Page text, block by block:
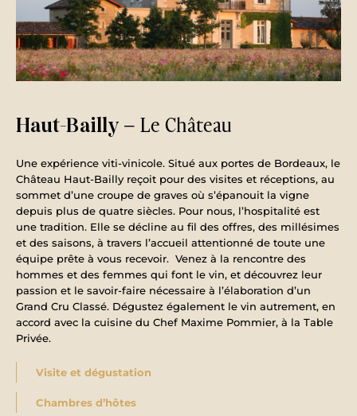
Haut-Bailly – Le Château
Une expérience viti-vinicole. Situé aux portes de Bordeaux, le
Château Haut-Bailly reçoit pour des visites et réceptions, au
sommet d’une croupe de graves où s’épanouit la vigne
depuis plus de quatre siècles. Pour nous, l’hospitalité est
une tradition. Elle se décline au fil des offres, des millésimes
et des saisons, à travers l’accueil attentionné de toute une
équipe prête à vous recevoir. Venez à la rencontre des
hommes et des femmes qui font le vin, et découvrez leur
passion et le savoir-faire nécessaire à l’élaboration d’un
Grand Cru Classé. Dégustez également le vin autrement, en
accord avec la cuisine du Chef Maxime Pommier, à la Table
Privée.
Visite et dégustation
Chambres d’hôtes